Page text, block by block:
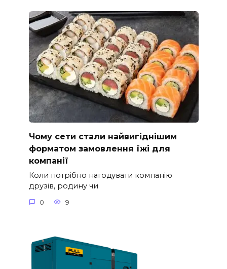
Чому сети стали найвигіднішим
форматом замовлення їжі для
компанії
Коли потрібно нагодувати компанію
друзів, родину чи
0 9